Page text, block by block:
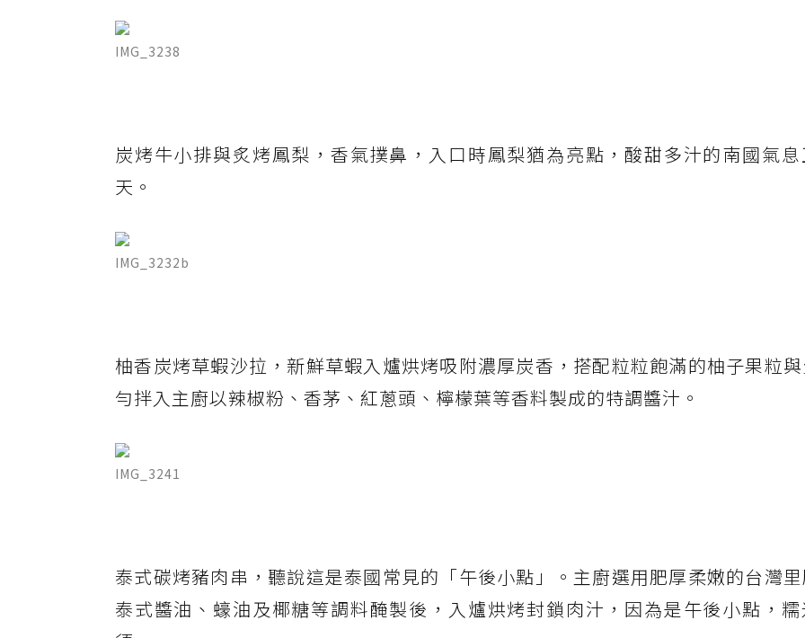
IMG_3238
炭烤牛小排與炙烤鳳梨，香氣撲鼻，入口時鳳梨猶為亮點，酸甜多汁的南國氣
天。
IMG_3232b
柚香炭烤草蝦沙拉，新鮮草蝦入爐烘烤吸附濃厚炭香，搭配粒粒飽滿的柚子果粒
勻拌入主廚以辣椒粉、香茅、紅蔥頭、檸檬葉等香料製成的特調醬汁。
IMG_3241
泰式碳烤豬肉串，聽說這是泰國常見的「午後小點」。主廚選用肥厚柔嫩的台灣
泰式醬油、蠔油及椰糖等調料醃製後，入爐烘烤封鎖肉汁，因為是午後小點，